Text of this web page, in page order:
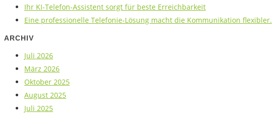
Ihr KI-Telefon-Assistent sorgt für beste Erreichbarkeit
Eine professionelle Telefonie-Lösung macht die Kommunikation flexibler.
ARCHIV
Juli 2026
März 2026
Oktober 2025
August 2025
Juli 2025